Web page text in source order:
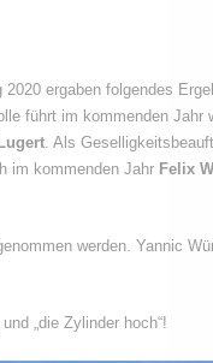
ergaben folgendes
führt im kommenden Jahr
. Als
im kommenden Jahr Felix
werden. Yannic
„die Zylinder hoch“!